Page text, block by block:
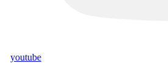
youtube